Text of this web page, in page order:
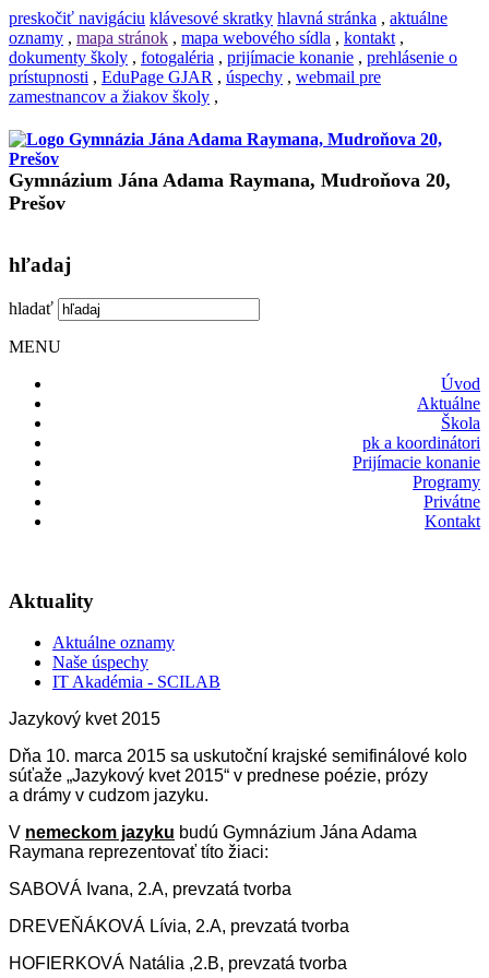
preskočiť navigáciu klávesové skratky hlavná stránka , aktuálne
oznamy , mapa stránok , mapa webového sídla , kontakt ,
dokumenty školy , fotogaléria , prijímacie konanie , prehlásenie o
prístupnosti , EduPage GJAR , úspechy , webmail pre
zamestnancov a žiakov školy ,
Gymnázium Jána Adama Raymana, Mudroňova 20,
Prešov
hľadaj
hladať
MENU
Úvod
Aktuálne
Škola
pk a koordinátori
Prijímacie konanie
Programy
Privátne
Kontakt
Aktuality
Aktuálne oznamy
Naše úspechy
IT Akadémia - SCILAB
Jazykový kvet 2015
Dňa 10. marca 2015 sa uskutoční krajské semifinálové kolo
súťaže „Jazykový kvet 2015“ v prednese poézie, prózy
a drámy v cudzom jazyku.
V nemeckom jazyku budú Gymnázium Jána Adama
Raymana reprezentovať títo žiaci:
SABOVÁ Ivana, 2.A, prevzatá tvorba
DREVEŇÁKOVÁ Lívia, 2.A, prevzatá tvorba
HOFIERKOVÁ Natália ,2.B, prevzatá tvorba